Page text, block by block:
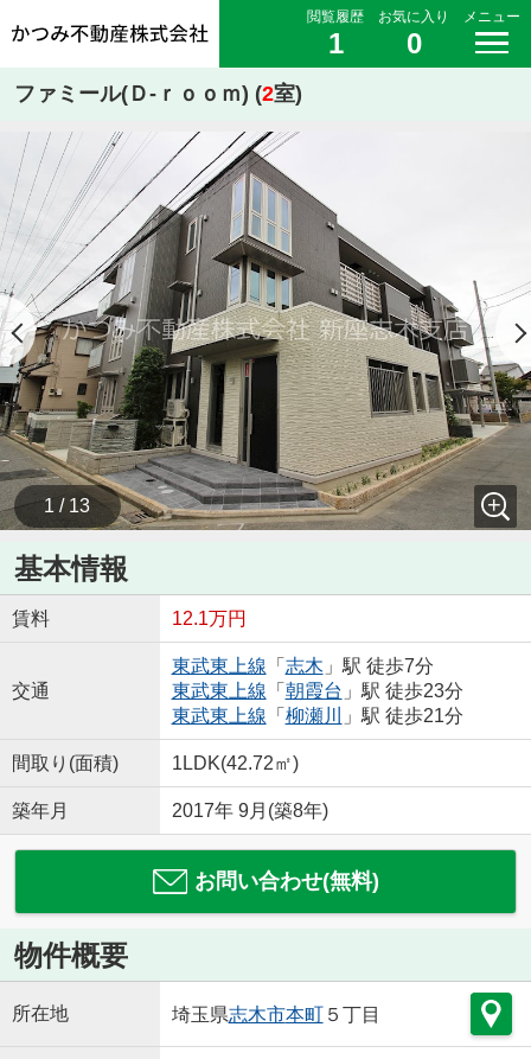
閲覧履歴
1
お気に入り
0
メニュー
ファミール(Ｄ-ｒｏｏｍ) (2室)
1 / 13
基本情報
賃料 12.1万円
交通
東武東上線 「 志木 」駅 徒歩7分
東武東上線 「 朝霞台 」駅 徒歩23分
東武東上線 「 柳瀬川 」駅 徒歩21分
間取り(面積) 1LDK(42.72㎡)
築年月 2017年 9月(築8年)
お問い合わせ(無料)
物件概要
所在地 埼玉県志木市本町５丁目